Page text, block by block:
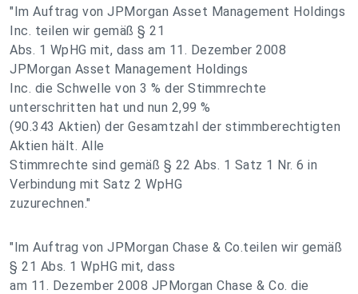
"Im Auftrag von JPMorgan Asset Management Holdings
Inc. teilen wir gemäß § 21
Abs. 1 WpHG mit, dass am 11. Dezember 2008
JPMorgan Asset Management Holdings
Inc. die Schwelle von 3 % der Stimmrechte
unterschritten hat und nun 2,99 %
(90.343 Aktien) der Gesamtzahl der stimmberechtigten
Aktien hält. Alle
Stimmrechte sind gemäß § 22 Abs. 1 Satz 1 Nr. 6 in
Verbindung mit Satz 2 WpHG
zuzurechnen."
"Im Auftrag von JPMorgan Chase & Co.teilen wir gemäß
§ 21 Abs. 1 WpHG mit, dass
am 11. Dezember 2008 JPMorgan Chase & Co. die